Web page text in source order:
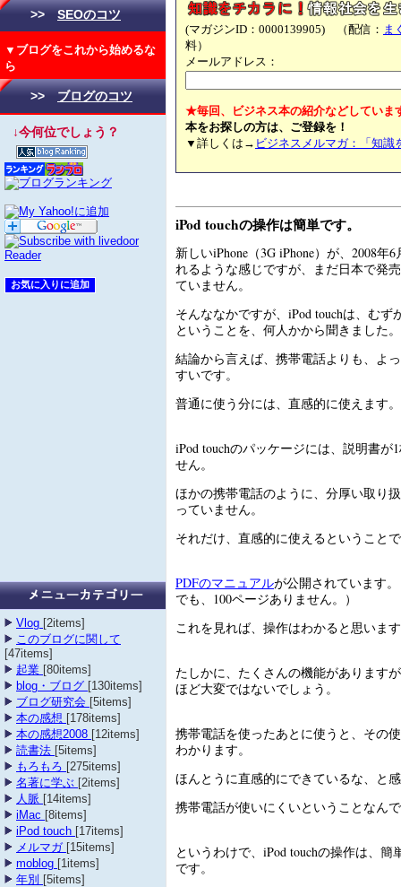
>> SEOのコツ
▼ブログをこれから始めるな
ら
>> ブログのコツ
↓今何位でしょう？
Vlog [2items]
このブログに関して
[47items]
起業 [80items]
blog・ブログ [130items]
ブログ研究会 [5items]
本の感想 [178items]
本の感想2008 [12items]
読書法 [5items]
もろもろ [275items]
名著に学ぶ [2items]
人脈 [14items]
iMac [8items]
iPod touch [17items]
メルマガ [15items]
moblog [1items]
年別 [5items]
(マガジンID：0000139905) （配信： ま
料）
メールアドレス：
★毎回、ビジネス本の紹介などしていま
本をお探しの方は、ご登録を！
▼詳しくは→ ビジネスメルマガ：「知識
iPod touchの操作は簡単です。
新しいiPhone（3G iPhone）が、2008年
れるような感じですが、まだ日本で発
ていません。
そんななかですが、iPod touchは、むず
ということを、何人かから聞きました。
結論から言えば、携帯電話よりも、よ
すいです。
普通に使う分には、直感的に使えます。
iPod touchのパッケージには、説明書が
せん。
ほかの携帯電話のように、分厚い取り
っていません。
それだけ、直感的に使えるということ
PDFのマニュアルが公開されています
でも、100ページありません。）
これを見れば、操作はわかると思いま
たしかに、たくさんの機能があります
ほど大変ではないでしょう。
携帯電話を使ったあとに使うと、その
わかります。
ほんとうに直感的にできているな、と
携帯電話が使いにくいということなん
というわけで、iPod touchの操作は、簡
です。